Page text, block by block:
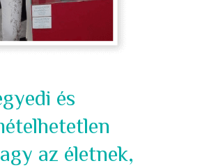
és
az életnek,